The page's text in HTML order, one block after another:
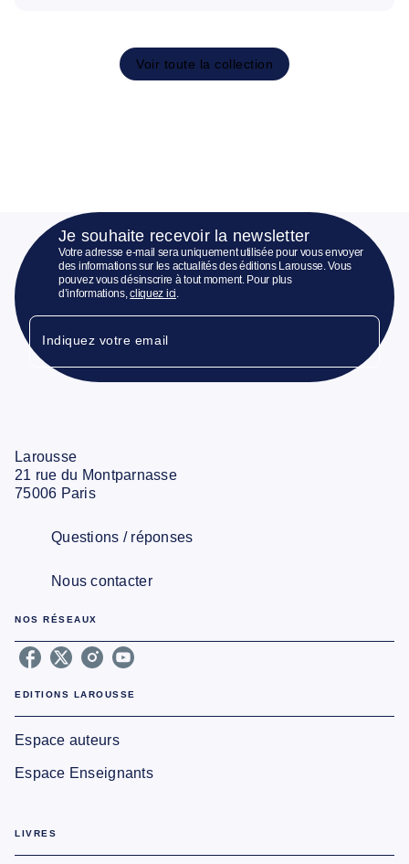
Voir toute la collection
Je souhaite recevoir la newsletter
Votre adresse e-mail sera uniquement utilisée pour vous envoyer
des informations sur les actualités des éditions Larousse. Vous
pouvez vous désinscrire à tout moment. Pour plus
d’informations,cliquez ici
Indiquez votre email
Larousse
21 rue du Montparnasse
75006 Paris
Questions / réponses
Nous contacter
NOS RÉSEAUX
EDITIONS LAROUSSE
Espace auteurs
Espace Enseignants
LIVRES